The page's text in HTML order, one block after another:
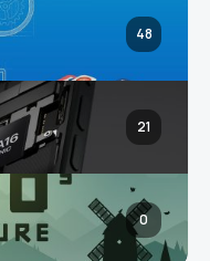
48
21
0